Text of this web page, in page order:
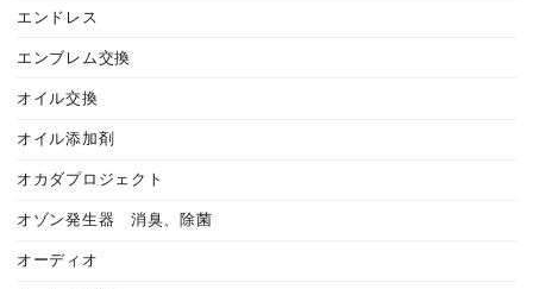
エンドレス
エンブレム交換
オイル交換
オイル添加剤
オカダプロジェクト
オゾン発生器 消臭、除菌
オーディオ